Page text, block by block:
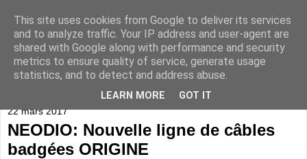
22 mars 2017
NEODIO: Nouvelle ligne de câbles
badgées ORIGINE
This site uses cookies from Google to deliver its services
and to analyze traffic. Your IP address and user-agent are
shared with Google along with performance and security
metrics to ensure quality of service, generate usage
statistics, and to detect and address abuse.
LEARN MORE GOT IT